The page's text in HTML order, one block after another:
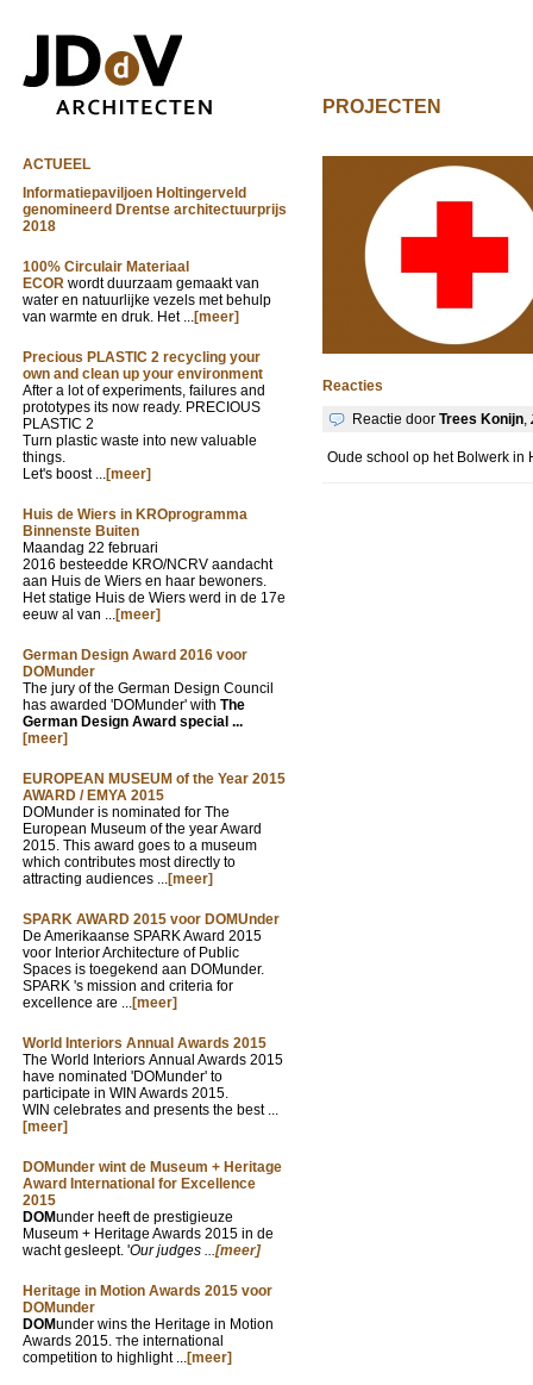
PROJECTEN
ACTUEEL
Informatiepaviljoen Holtingerveld
genomineerd Drentse architectuurprijs
2018
100% Circulair Materiaal
ECOR wordt duurzaam gemaakt van
water en natuurlijke vezels met behulp
van warmte en druk. Het ...[meer]
Precious PLASTIC 2 recycling your
own and clean up your environment
After a lot of experiments, failures and
prototypes its now ready. PRECIOUS
PLASTIC 2
Turn plastic waste into new valuable
things.
Let's boost ...[meer]
Huis de Wiers in KROprogramma
Binnenste Buiten
Maandag 22 februari
2016 besteedde KRO/NCRV aandacht
aan Huis de Wiers en haar bewoners.
Het statige Huis de Wiers werd in de 17e
eeuw al van ...[meer]
German Design Award 2016 voor
DOMunder
The jury of the German Design Council
has awarded 'DOMunder' with The
German Design Award special ...
[meer]
EUROPEAN MUSEUM of the Year 2015
AWARD / EMYA 2015
DOMunder is nominated for The
European Museum of the year Award
2015. This award goes to a museum
which contributes most directly to
attracting audiences ...[meer]
SPARK AWARD 2015 voor DOMUnder
De Amerikaanse SPARK Award 2015
voor Interior Architecture of Public
Spaces is toegekend aan DOMunder.
SPARK 's mission and criteria for
excellence are ...[meer]
World Interiors Annual Awards 2015
The World Interiors Annual Awards 2015
have nominated 'DOMunder' to
participate in WIN Awards 2015.
WIN celebrates and presents the best ...
[meer]
DOMunder wint de Museum + Heritage
Award International for Excellence
2015
DOMunder heeft de prestigieuze
Museum + Heritage Awards 2015 in de
wacht gesleept. 'Our judges ...[meer]
Heritage in Motion Awards 2015 voor
DOMunder
DOMunder wins the Heritage in Motion
Awards 2015. The international
competition to highlight ...[meer]
Reacties
Reactie door Trees Konijn,
Oude school op het Bolwerk in